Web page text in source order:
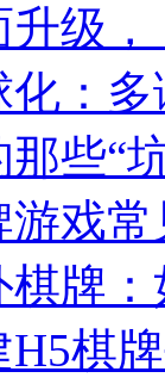
升级
化：
些“
戏
牌
棋